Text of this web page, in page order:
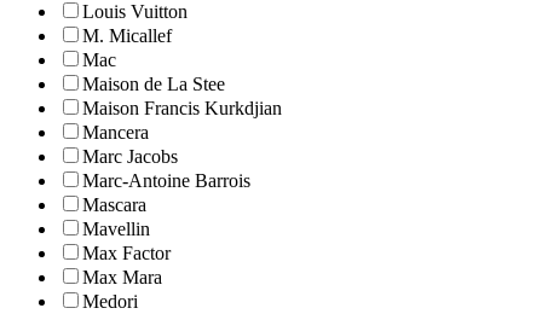
Louis Vuitton
M. Micallef
Mac
Maison de La Stee
Maison Francis Kurkdjian
Mancera
Marc Jacobs
Marc-Antoine Barrois
Mascara
Mavellin
Max Factor
Max Mara
Medori